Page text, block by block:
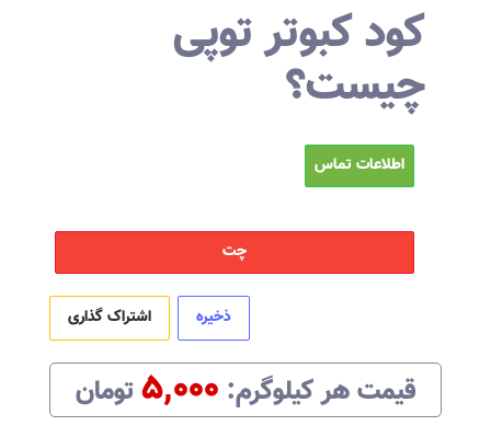
کود کبوتر توپی
چیست؟
اطلاعات تماس
چت
ذخیره اشتراک گذاری
قیمت هرکیلوگرم:‌ ۵,۰۰۰تومان